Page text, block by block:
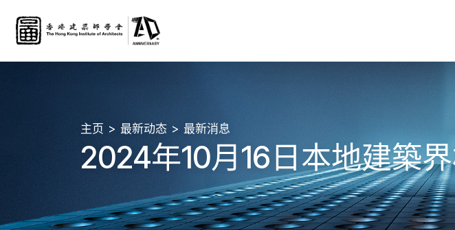
主页 最新动态 最新消息
2024年10月16日本地建築